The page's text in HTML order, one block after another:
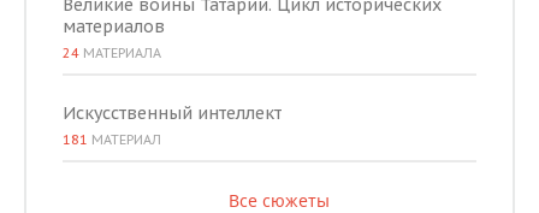
Великие воины Татарии. Цикл исторических
материалов
24 МАТЕРИАЛА
Искусственный интеллект
181 МАТЕРИАЛ
Все сюжеты